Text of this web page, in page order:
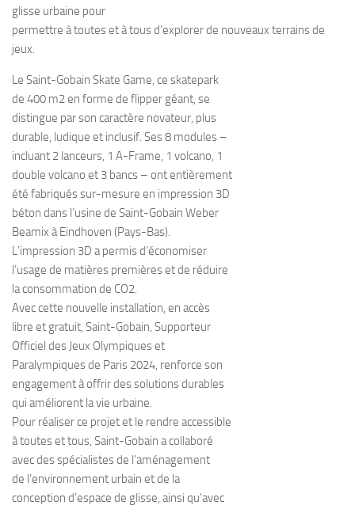
glisse urbaine pour
permettre à toutes et à tous d’explorer de nouveaux terrains de
jeux.
Le Saint-Gobain Skate Game, ce skatepark
de 400 m2 en forme de flipper géant, se
distingue par son caractère novateur, plus
durable, ludique et inclusif. Ses 8 modules –
incluant 2 lanceurs, 1 A-Frame, 1 volcano, 1
double volcano et 3 bancs – ont entièrement
été fabriqués sur-mesure en impression 3D
béton dans l’usine de Saint-Gobain Weber
Beamix à Eindhoven (Pays-Bas).
L’impression 3D a permis d’économiser
l’usage de matières premières et de réduire
la consommation de CO2.
Avec cette nouvelle installation, en accès
libre et gratuit, Saint-Gobain, Supporteur
Officiel des Jeux Olympiques et
Paralympiques de Paris 2024, renforce son
engagement à offrir des solutions durables
qui améliorent la vie urbaine.
Pour réaliser ce projet et le rendre accessible
à toutes et tous, Saint-Gobain a collaboré
avec des spécialistes de l’aménagement
de l’environnement urbain et de la
conception d’espace de glisse, ainsi qu’avec